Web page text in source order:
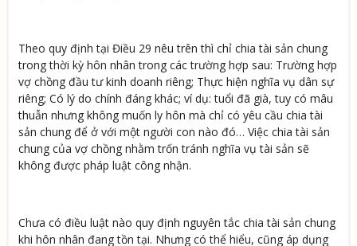
Theo quy định tại Điều 29 nêu trên thì chỉ chia tài sản chung
trong thời kỳ hôn nhân trong các trường hợp sau: Trường hợp
vợ chồng đầu tư kinh doanh riêng; Thực hiện nghĩa vụ dân sự
riêng; Có lý do chính đáng khác; ví dụ: tuổi đã già, tuy có mâu
thuẫn nhưng không muốn ly hôn mà chỉ có yêu cầu chia tài
sản chung để ở với một người con nào đó… Việc chia tài sản
chung của vợ chồng nhằm trốn tránh nghĩa vụ tài sản sẽ
không được pháp luật công nhận.
Chưa có điều luật nào quy định nguyên tắc chia tài sản chung
khi hôn nhân đang tồn tại. Nhưng có thể hiểu, cũng áp dụng